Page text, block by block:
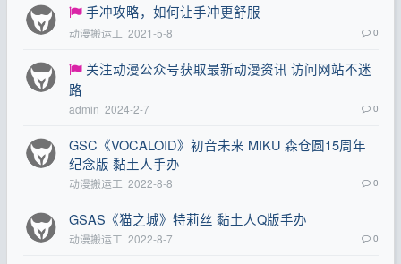
手冲攻略，如何让手冲更舒服
动漫搬运工 2021-5-8 0
关注动漫公众号获取最新动漫资讯 访问网站不迷
路
admin 2024-2-7 0
GSC《VOCALOID》初音未来 MIKU 森仓圆15周年
纪念版 黏土人手办
动漫搬运工 2022-8-8 0
GSAS《猫之城》特莉丝 黏土人Q版手办
动漫搬运工 2022-8-7 0